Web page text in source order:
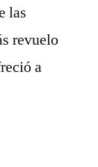
las
revuelo
a